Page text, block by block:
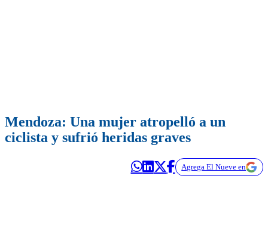
Mendoza: Una mujer atropelló a un
ciclista y sufrió heridas graves
Agrega El Nueve en